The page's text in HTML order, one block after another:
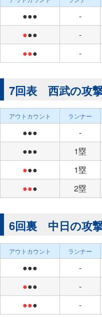
●●● -
●●● -
●●● -
7回表 西武の攻
アウトカウント ランナー
●●● -
●●●
1塁
●●● 1塁
●●● 2塁
6回裏 中日の攻
アウトカウント ランナー
●●● -
●●● -
●●● -